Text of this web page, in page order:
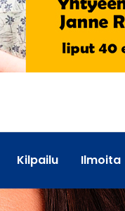
Kilpailu Ilmoita